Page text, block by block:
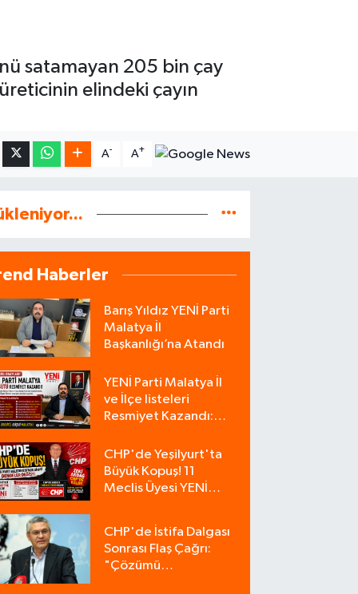
satamayan 205 bin çay
elindeki çayın
A- A+
Haberler
Barış Yıldız YENİ Parti
Malatya İl
Başkanlığı’na Atandı
YENİ Parti Malatya İl
ve İlçe listeleri
Resmiyet Kazandı:
CHP'de Yeşilyurt'ta
Büyük Kopuş! 11
Meclis Üyesi YENİ
Tek Üyeyle Kaldı
CHP'de İstifa Dalgası
Sonrası Flaş Çağrı:
"Çözümü